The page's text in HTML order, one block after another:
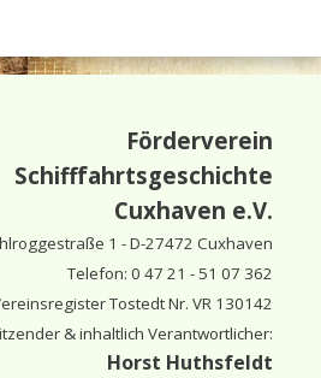
Förderverein
Schifffahrtsgeschichte
Cuxhaven e.V.
1 - D-27472 Cuxhaven
Telefon: 0 47 21 - 51 07 362
Tostedt Nr. VR 130142
& inhaltlich Verantwortlicher:
Horst Huthsfeldt